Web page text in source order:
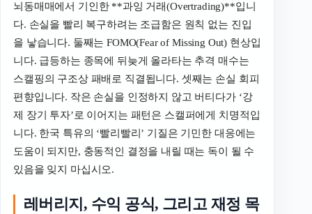
뇌동매매에서 기인한 **과잉 거래(Overtrading)**입니
다. 손실을 빨리 복구하려는 조급함은 원칙 없는 진입
을 낳습니다. 둘째는 FOMO(Fear of Missing Out) 현상입
니다. 급등하는 종목에 뒤늦게 올라타는 추격 매수는
스캘핑의 구조상 패배로 직결됩니다. 셋째는 손실 회피
편향입니다. 작은 손실을 인정하지 않고 버티다가 ‘강
제 장기 투자’로 이어지는 패턴은 스캘퍼에게 치명적입
니다. 한국 특유의 ‘빨리빨리’ 기질은 기민한 대응에는
도움이 되지만, 충동적인 결정을 내릴 때는 독이 될 수
있음을 잊지 마십시오.
레버리지, 수익 공식, 그리고 재정 목